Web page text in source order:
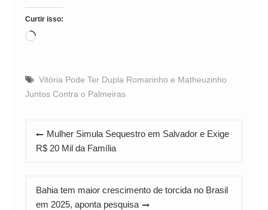
Curtir isso:
Carregando...
Vitória Pode Ter Dupla Romarinho e Matheuzinho
Juntos Contra o Palmeiras
Navegação
de
Mulher Simula Sequestro em Salvador e Exige
R$ 20 Mil da Família
Bahia tem maior crescimento de torcida no Brasil
em 2025, aponta pesquisa